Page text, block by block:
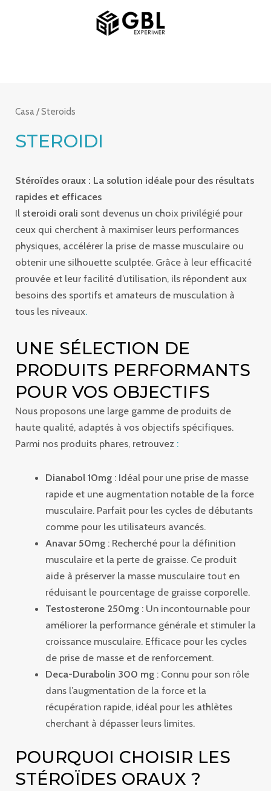
MENU
PRINCIPALE
Casa/ Steroids
STEROIDI
Stéroïdes oraux : La solution idéale pour des résultats
rapides et efficaces
Il steroidi orali sont devenus un choix privilégié pour
ceux qui cherchent à maximiser leurs performances
physiques, accélérer la prise de masse musculaire ou
obtenir une silhouette sculptée. Grâce à leur efficacité
prouvée et leur facilité d’utilisation, ils répondent aux
besoins des sportifs et amateurs de musculation à
tous les niveaux.
UNE SÉLECTION DE
PRODUITS PERFORMANTS
POUR VOS OBJECTIFS
Nous proposons une large gamme de produits de
haute qualité, adaptés à vos objectifs spécifiques.
Parmi nos produits phares, retrouvez :
Dianabol 10mg: Idéal pour une prise de masse
rapide et une augmentation notable de la force
musculaire. Parfait pour les cycles de débutants
comme pour les utilisateurs avancés.
Anavar 50mg: Recherché pour la définition
musculaire et la perte de graisse. Ce produit
aide à préserver la masse musculaire tout en
réduisant le pourcentage de graisse corporelle.
Testosterone 250mg: Un incontournable pour
améliorer la performance générale et stimuler la
croissance musculaire. Efficace pour les cycles
de prise de masse et de renforcement.
Deca-Durabolin 300 mg: Connu pour son rôle
dans l’augmentation de la force et la
récupération rapide, idéal pour les athlètes
cherchant à dépasser leurs limites.
POURQUOI CHOISIR LES
STÉROÏDES ORAUX ?